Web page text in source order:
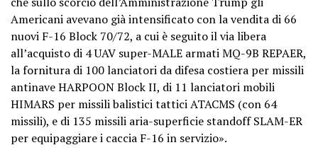
Americani avevano già intensificato con la vendita di 66
nuovi F-16 Block 70/72, a cui è seguito il via libera
all’acquisto di 4 UAV super-MALE armati MQ-9B REPAER,
la fornitura di 100 lanciatori da difesa costiera per missili
antinave HARPOON Block II, di 11 lanciatori mobili
HIMARS per missili balistici tattici ATACMS (con 64
missili), e di 135 missili aria-superficie standoff SLAM-ER
per equipaggiare i caccia F-16 in servizio».